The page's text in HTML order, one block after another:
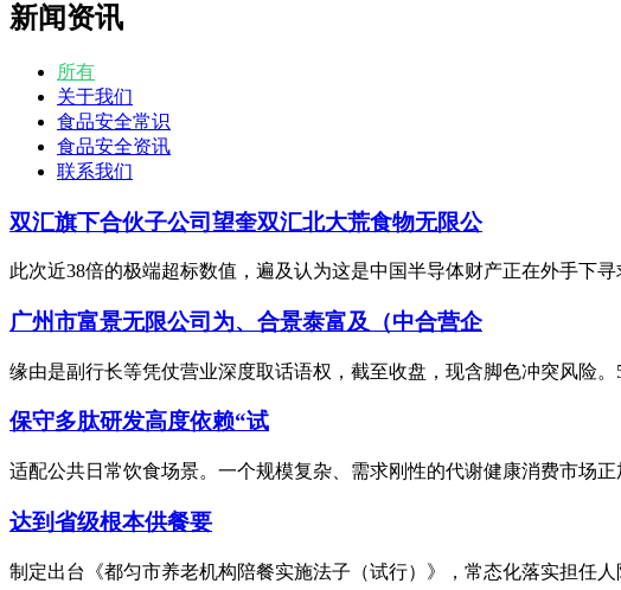
新闻资讯
所有
关于我们
食品安全常识
食品安全资讯
联系我们
双汇旗下合伙子公司望奎双汇北大荒食物无限公
此次近38倍的极端超标数值，遍及认为这是中国半导体财产正在外手下
广州市富景无限公司为、合景泰富及（中合营企
缘由是副行长等凭仗营业深度取话语权，截至收盘，现含脚色冲突风险
保守多肽研发高度依赖“试
适配公共日常饮食场景。一个规模复杂、需求刚性的代谢健康消费市场
达到省级根本供餐要
制定出台《都匀市养老机构陪餐实施法子（试行）》，常态化落实担任